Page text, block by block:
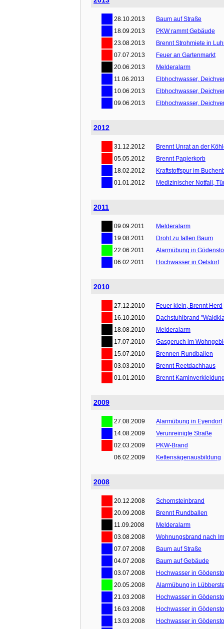
28.10.2013
Baum auf Straße
18.09.2013
PKW rammt Gebäude
23.08.2013
Brennt Strohmiete in
07.07.2013
Feuer an Gartenmarkt
20.06.2013
Melderalarm
11.06.2013
Elbhochwasser,
10.06.2013
Elbhochwasser,
09.06.2013
Elbhochwasser,
2012
31.12.2012
Brennt Unrat an der
05.05.2012
Brennt Papierkorb
18.02.2012
Kraftstoffspur im
01.01.2012
Medizinischer Notfall,
2011
09.09.2011
Melderalarm
19.08.2011
Droht zu fallen Baum
22.06.2011
Alarmübung in
06.02.2011
Hochwasser in Oelstorf
2010
27.12.2010
Feuer klein, Brennt Herd
16.10.2010
Dachstuhlbrand
18.08.2010
Melderalarm
17.07.2010
Gasgeruch im
15.07.2010
Brennen Rundballen
03.03.2010
Brennt Reetdachhaus
01.01.2010
Brennt
2009
27.08.2009
Alarmübung in Eyendorf
14.08.2009
Verunreinigte Straße
02.03.2009
PKW-Brand
06.02.2009
Kettensägenausbildung
2008
20.12.2008
Schornsteinbrand
20.09.2008
Brennt Rundballen
11.09.2008
Melderalarm
03.08.2008
Wohnungsbrand nach
07.07.2008
Baum auf Straße
04.07.2008
Baum auf Gebäude
03.07.2008
Hochwasser in
20.05.2008
Alarmübung in
21.03.2008
Hochwasser in
16.03.2008
Hochwasser in
13.03.2008
Hochwasser in